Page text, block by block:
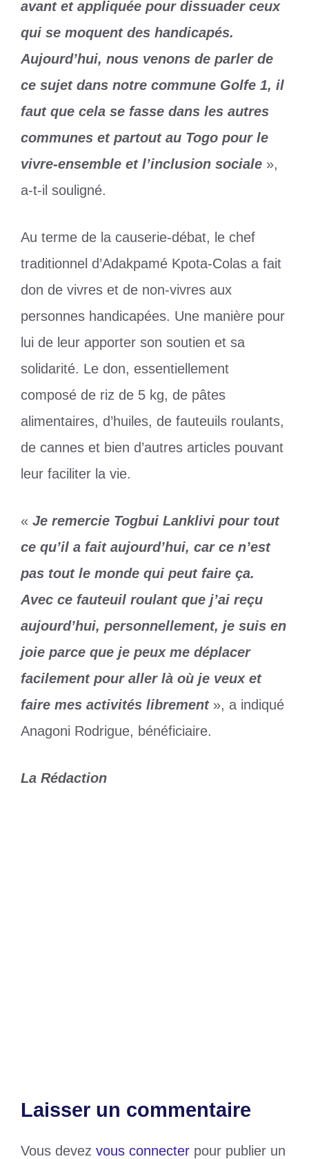
avant et appliquée pour dissuader ceux
qui se moquent des handicapés.
Aujourd’hui, nous venons de parler de
ce sujet dans notre commune Golfe 1, il
faut que cela se fasse dans les autres
communes et partout au Togo pour le
vivre-ensemble et l’inclusion sociale »,
a-t-il souligné.
Au terme de la causerie-débat, le chef
traditionnel d’Adakpamé Kpota-Colas a fait
don de vivres et de non-vivres aux
personnes handicapées. Une manière pour
lui de leur apporter son soutien et sa
solidarité. Le don, essentiellement
composé de riz de 5 kg, de pâtes
alimentaires, d’huiles, de fauteuils roulants,
de cannes et bien d’autres articles pouvant
leur faciliter la vie.
« Je remercie Togbui Lanklivi pour tout
ce qu’il a fait aujourd’hui, car ce n’est
pas tout le monde qui peut faire ça.
Avec ce fauteuil roulant que j’ai reçu
aujourd’hui, personnellement, je suis en
joie parce que je peux me déplacer
facilement pour aller là où je veux et
faire mes activités librement», a indiqué
Anagoni Rodrigue, bénéficiaire.
La Rédaction
Laisser un commentaire
Vous devez vous connecter pour publier un